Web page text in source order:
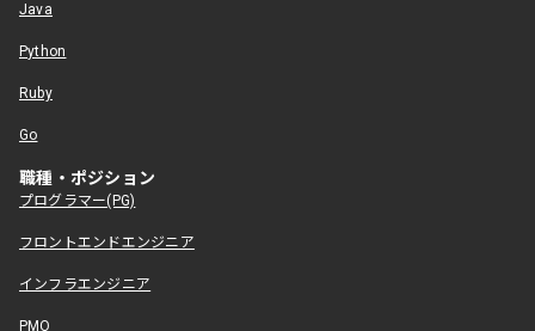
Java
Python
Ruby
Go
職種・ポジション
プログラマー(PG)
フロントエンドエンジニア
インフラエンジニア
PMO